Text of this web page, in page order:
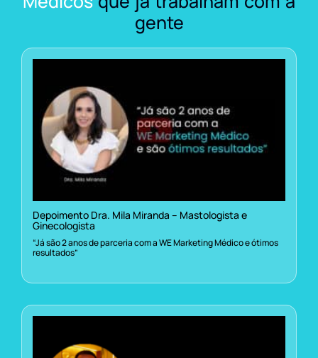
gente
Depoimento Dra. Mila Miranda – Mastologista e
Ginecologista
“Já são 2 anos de parceria com a WE Marketing Médico e ótimos
resultados”